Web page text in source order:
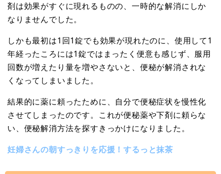
剤は効果がすぐに現れるものの、一時的な解消にしか
なりませんでした。
しかも最初は1回1錠でも効果が現れたのに、使用して1
年経ったころには1錠ではまったく便意も感じず、服用
回数が増えたり量を増やさないと、便秘が解消されな
くなってしまいました。
結果的に薬に頼ったために、自分で便秘症状を慢性化
させてしまったのです。これが便秘薬や下剤に頼らな
い、便秘解消方法を探すきっかけになりました。
妊婦さんの朝すっきりを応援！するっと抹茶